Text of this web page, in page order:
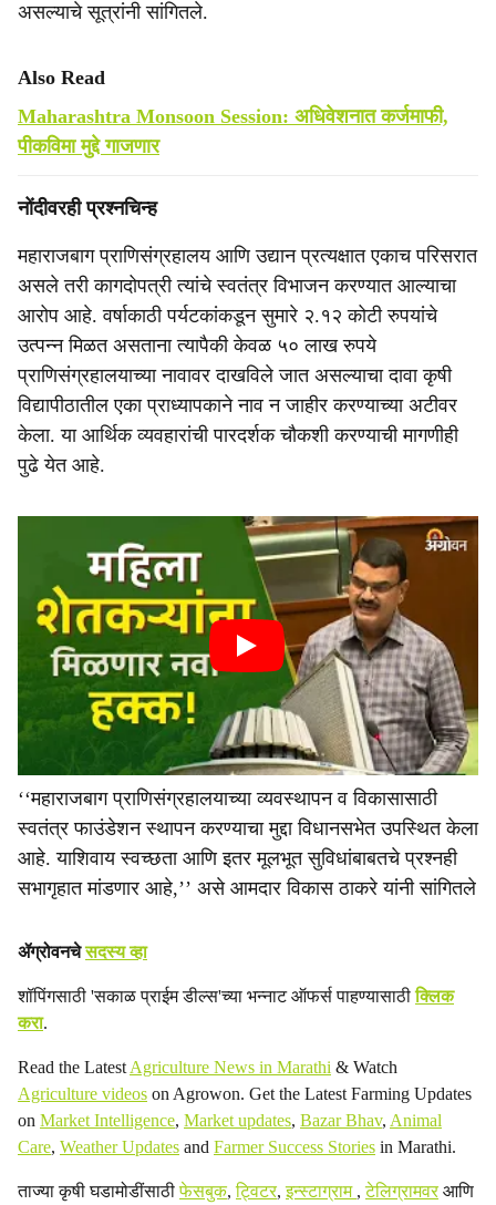
असल्याचे सूत्रांनी सांगितले.
Also Read
Maharashtra Monsoon Session: अधिवेशनात कर्जमाफी,
पीकविमा मुद्दे गाजणार
नोंदीवरही प्रश्‍नचिन्ह
महाराजबाग प्राणिसंग्रहालय आणि उद्यान प्रत्यक्षात एकाच परिसरात
असले तरी कागदोपत्री त्यांचे स्वतंत्र विभाजन करण्यात आल्याचा
आरोप आहे. वर्षाकाठी पर्यटकांकडून सुमारे २.१२ कोटी रुपयांचे
उत्पन्न मिळत असताना त्यापैकी केवळ ५० लाख रुपये
प्राणिसंग्रहालयाच्या नावावर दाखविले जात असल्याचा दावा कृषी
विद्यापीठातील एका प्राध्यापकाने नाव न जाहीर करण्याच्या अटीवर
केला. या आर्थिक व्यवहारांची पारदर्शक चौकशी करण्याची मागणीही
पुढे येत आहे.
‘‘महाराजबाग प्राणिसंग्रहालयाच्या व्यवस्थापन व विकासासाठी
स्वतंत्र फाउंडेशन स्थापन करण्याचा मुद्दा विधानसभेत उपस्थित केला
आहे. याशिवाय स्वच्छता आणि इतर मूलभूत सुविधांबाबतचे प्रश्नही
सभागृहात मांडणार आहे,’’ असे आमदार विकास ठाकरे यांनी सांगितले
ॲग्रोवनचेसदस्य व्हा
शॉपिंगसाठी 'सकाळ प्राईम डील्स'च्या भन्नाट ऑफर्स पाहण्यासाठीक्लिक
करा.
Read the Latest Agriculture News in Marathi & Watch
Agriculture videos on Agrowon. Get the Latest Farming Updates
on Market Intelligence, Market updates, Bazar Bhav, Animal
Care, Weather Updates and Farmer Success Stories in Marathi.
ताज्या कृषी घडामोडींसाठीफेसबुक,ट्विटर,इन्स्टाग्राम ,टेलिग्रामवरआणि